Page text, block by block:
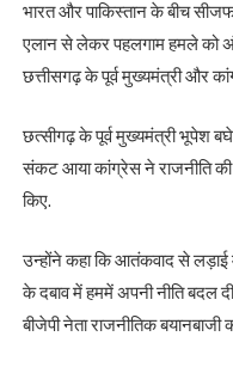
भारत और पाकिस्तान के बीच
एलान से लेकर पहलगाम हमले को
छत्तीसगढ़ के पूर्व मुख्यमंत्री और
छत्सीगढ़ के पूर्व मुख्यमंत्री भूपेश
संकट आया कांग्रेस ने राजनीति
किए.
उन्होंने कहा कि आतंकवाद से लड़ाई
के दबाव में हममें अपनी नीति बदल
बीजेपी नेता राजनीतिक बयानबाजी